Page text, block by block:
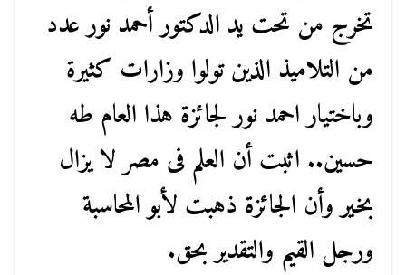
تخرج من تحت يد الدكتور أحمد نور عدد
من التلاميذ الذين تولوا وزارات كثيرة
وباختيار احمد نور لجائزة هذا العام طه
حسين.. اثبت أن العلم فى مصر لا يزال
بخير وأن الجائزة ذهبت لأبو المحاسبة
ورجل القيم والتقدير بحق.